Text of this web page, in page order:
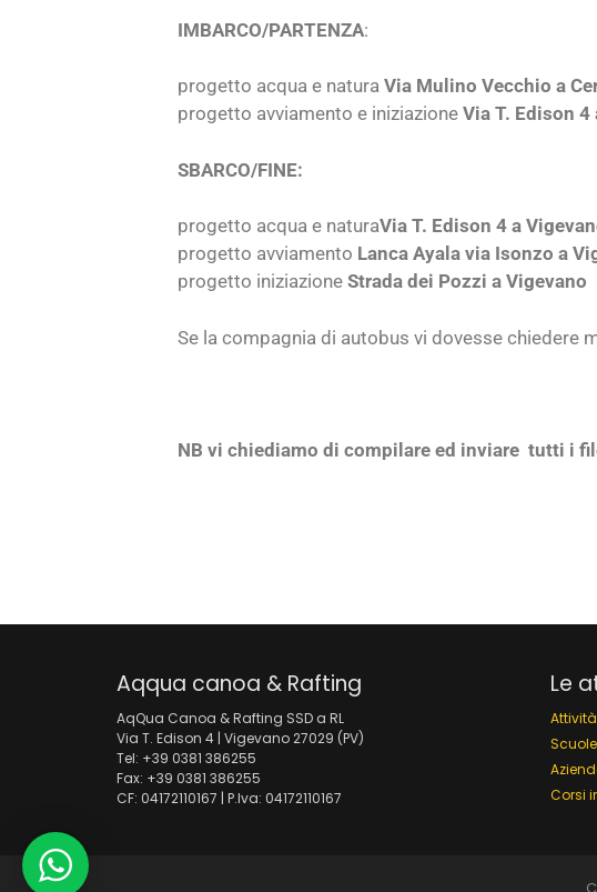
IMBARCO/PARTENZA:
progetto acqua e natura Via Mulino Vecchio a
progetto avviamento e iniziazione Via T. Edison 4
SBARCO/FINE:
progetto acqua e naturaVia T. Edison 4 a
progetto avviamento Lanca Ayala via Isonzo a
progetto iniziazione Strada dei Pozzi a Vigevano
Se la compagnia di autobus vi dovesse
NB vi chiediamo di compilare ed inviare tutti i
Aqqua canoa & Rafting
AqQua Canoa & Rafting SSD a RL
Via T. Edison 4 | Vigevano 27029 (PV)
Tel: +39 0381 386255
Fax: +39 0381 386255
CF: 04172110167 | P.Iva: 04172110167
Le
Attività
Corsi